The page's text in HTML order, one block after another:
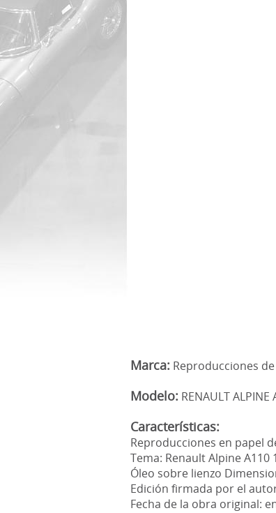
Marca: Reproducciones
Modelo: RENAULT
Características:
Reproducciones en papel
Tema: Renault Alpine A110
Óleo sobre lienzo
Edición firmada por el
Fecha de la obra original: